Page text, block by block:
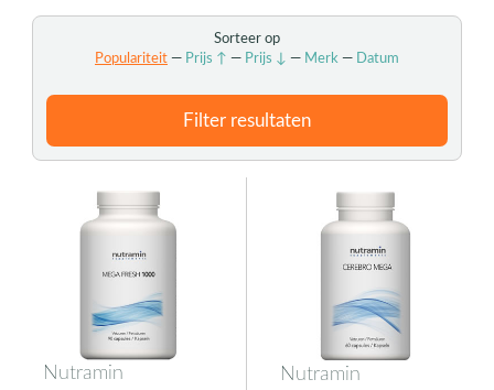
Sorteer op
Populariteit— Prijs ↑ — Prijs ↓ — Merk— Datum
Filter resultaten
Nutramin
Nutramin